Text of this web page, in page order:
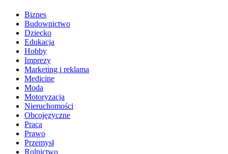
Biznes
Budownictwo
Dziecko
Edukacja
Hobby
Imprezy
Marketing i reklama
Medicine
Moda
Motoryzacja
Nieruchomości
Obcojęzyczne
Praca
Prawo
Przemysł
Rolnictwo